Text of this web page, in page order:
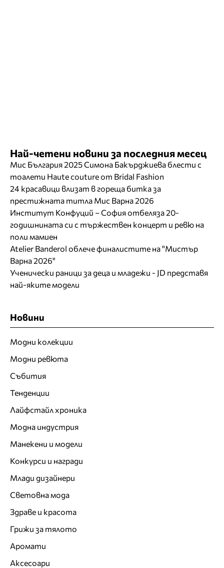
Най-четени новини за последния месец
Мис България 2025 Симона Бакърджиева блести с
тоалети Haute couture от Bridal Fashion
24 красавици влизат в гореща битка за
престижната титла Мис Варна 2026
Институт Конфуций – София отбеляза 20-
годишнината си с тържествен концерт и ревю на
поли мамиен
Atelier Banderol облече финалистите на "Мистър
Варна 2026"
Ученически раници за деца и младежи - JD представя
най-яките модели
Новини
Модни колекции
Модни ревюта
Събития
Тенденции
Лайфстайл хроника
Модна индустрия
Манекени и модели
Конкурси и награди
Млади дизайнери
Световна мода
Здраве и красота
Грижи за тялото
Аромати
Аксесоари